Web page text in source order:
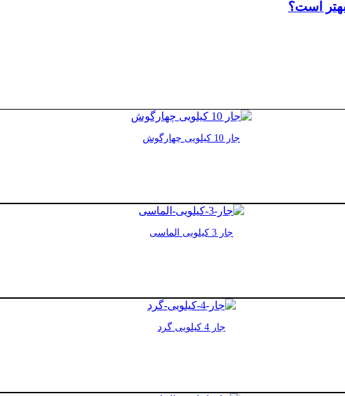
جار 10 کیلویی چهارگوش
جار 3 کیلویی الماسی
جار 4 کیلویی گرد